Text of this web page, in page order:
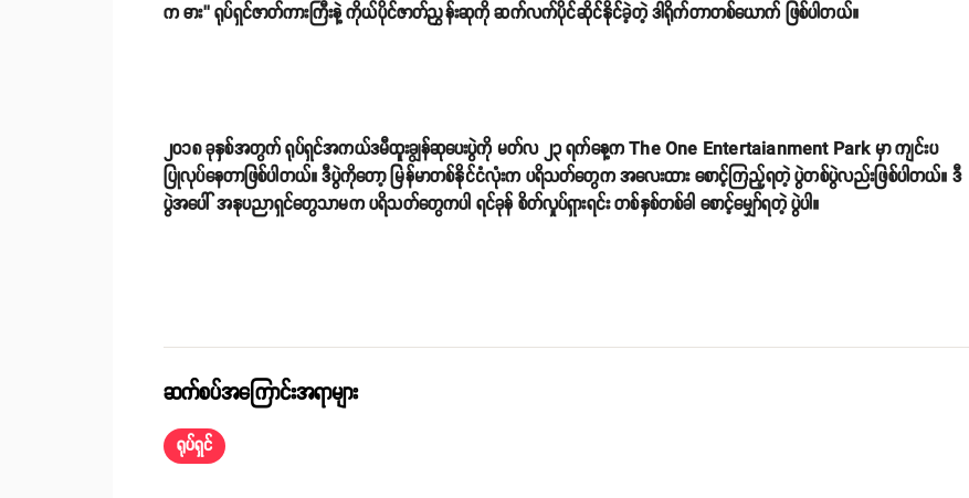
က ဓား’’ ရုပ်ရှင်ဇာတ်ကားကြီးနဲ့ ကိုယ်ပိုင်ဇာတ်ညွှန်းဆုကို ဆက်လက်ပိုင်ဆိုင်နိုင်ခဲ့တဲ့ ဒါရိုက်တာတစ်ယောက် ဖြစ်ပါတယ်။
၂၀၁၈ ခုနှစ်အတွက် ရုပ်ရှင်အကယ်ဒမီထူးချွန်ဆုပေးပွဲကို မတ်လ ၂၃ ရက်နေ့က The One Entertaianment Park မှာ ကျင်းပ
ပြုလုပ်နေတာဖြစ်ပါတယ်။ ဒီပွဲကိုတော့ မြန်မာတစ်နိုင်ငံလုံးက ပရိသတ်တွေက အလေးထား စောင့်ကြည့်ရတဲ့ ပွဲတစ်ပွဲလည်းဖြစ်ပါတယ်။ ဒီ
ပွဲအပေါ် အနုပညာရှင်တွေသာမက ပရိသတ်တွေကပါ ရင်ခုန် စိတ်လှုပ်ရှားရင်း တစ်နှစ်တစ်ခါ စောင့်မျှော်ရတဲ့ ပွဲပါ။
ဆက်စပ်အကြောင်းအရာများ
ရုပ်ရှင်